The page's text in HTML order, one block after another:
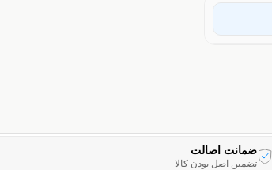
ضمانت اصالت
تضمین اصل بودن کالا